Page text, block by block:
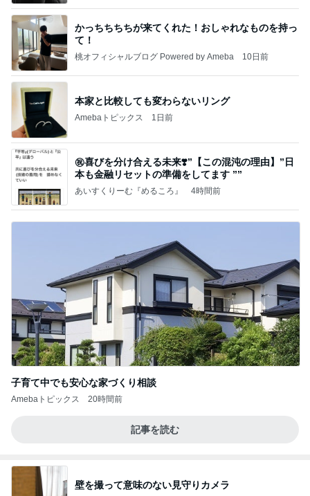
かっちちちちが来てくれた！おしゃれなものを持っ
て！
桃オフィシャルブログ Powered by Ameba 10日前
本家と比較しても変わらないリング
Amebaトピックス 1日前
㊗️喜びを分け合える未来❣️”【この混沌の理由】”⽇
本も⾦融リセットの準備をしてます ””
あいすくりーむ『めるころ』 4時間前
子育て中でも安心な家づくり相談
Amebaトピックス 20時間前
記事を読む
壁を撮って意味のない見守りカメラ